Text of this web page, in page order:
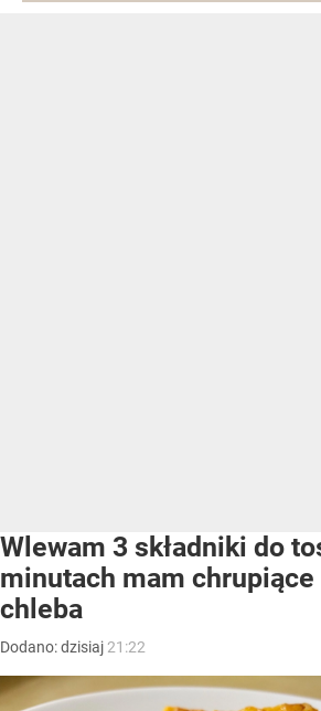
Wlewam 3 składniki do
minutach mam chrupiące
chleba
Dodano:dzisiaj 21:22